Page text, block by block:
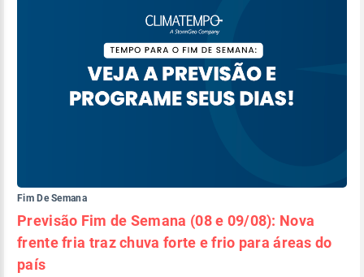
Fim De Semana
Previsão Fim de Semana (08 e 09/08): Nova
frente fria traz chuva forte e frio para áreas do
país